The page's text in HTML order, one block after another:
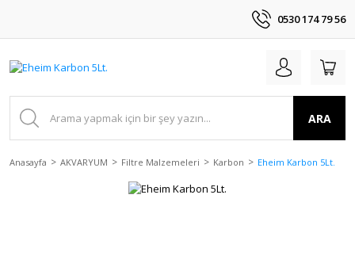
0530 174 79 56
ARA
Anasayfa AKVARYUM Filtre Malzemeleri Karbon Eheim Karbon 5Lt.